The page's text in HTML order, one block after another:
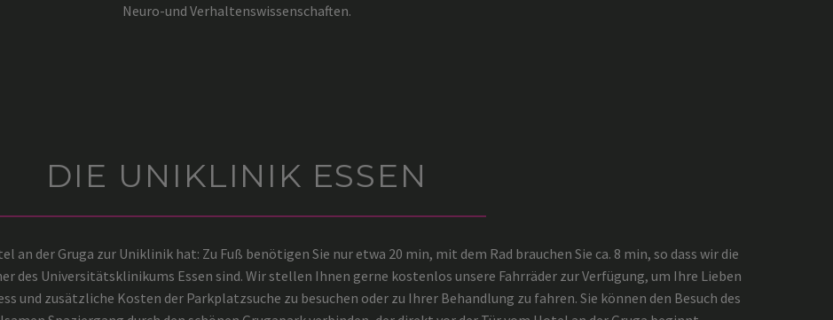
Neuro-und Verhaltenswissenschaften.
DIE UNIKLINIK ESSEN
an der Gruga zur Uniklinik hat: Zu Fuß benötigen Sie nur etwa 20 min, mit dem Rad brauchen Sie ca. 8 min, so dass wir die
des Universitätsklinikums Essen sind. Wir stellen Ihnen gerne kostenlos unsere Fahrräder zur Verfügung, um Ihre Lieben
und zusätzliche Kosten der Parkplatzsuche zu besuchen oder zu Ihrer Behandlung zu fahren. Sie können den Besuch des